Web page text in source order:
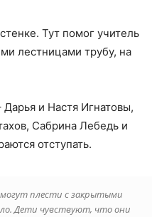
Тут помог учитель
лестницами трубу, на
и Настя Игнатовы,
Сабрина Лебедь и
отступать.
плести с закрытыми
Дети чувствуют, что они